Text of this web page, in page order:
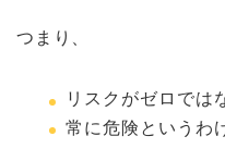
つまり、
リスクがゼロでは
常に危険というわ